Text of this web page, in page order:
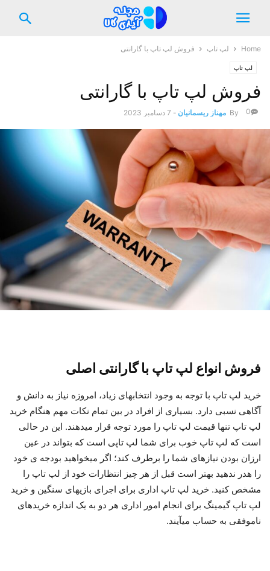
Home لپ تاپ فروش لپ تاپ با گارانتی
لپ تاپ
فروش لپ تاپ با گارانتی
By مهناز ریسمانیان - 7 دسامبر 2023 0
فروش انواع لپ تاپ با گارانتی اصلی
خرید لپ تاپ با توجه به وجود انتخابهای زیاد، امروزه نیاز به دانش و
آگاهی نسبی دارد. بسیاری از افراد در بین تمام نکات مهم هنگام خرید
لپ تاپ تنها قیمت لپ تاپ را مورد توجه قرار میدهند. این در حالی
است که لپ تاپ خوب برای شما لپ تاپی است که بتواند در عین
ارزان بودن نیازهای شما را برطرف کند؛ اگر میخواهید بودجه ی خود
را هدر ندهید بهتر است قبل از هر چیز انتظارات خود از لپ تاپ را
مشخص کنید. خرید لپ تاپ اداری برای اجرای بازیهای سنگین و خرید
لپ تاپ گیمینگ برای انجام امور اداری هر دو به یک اندازه خریدهای
ناموفقی به حساب میآیند.